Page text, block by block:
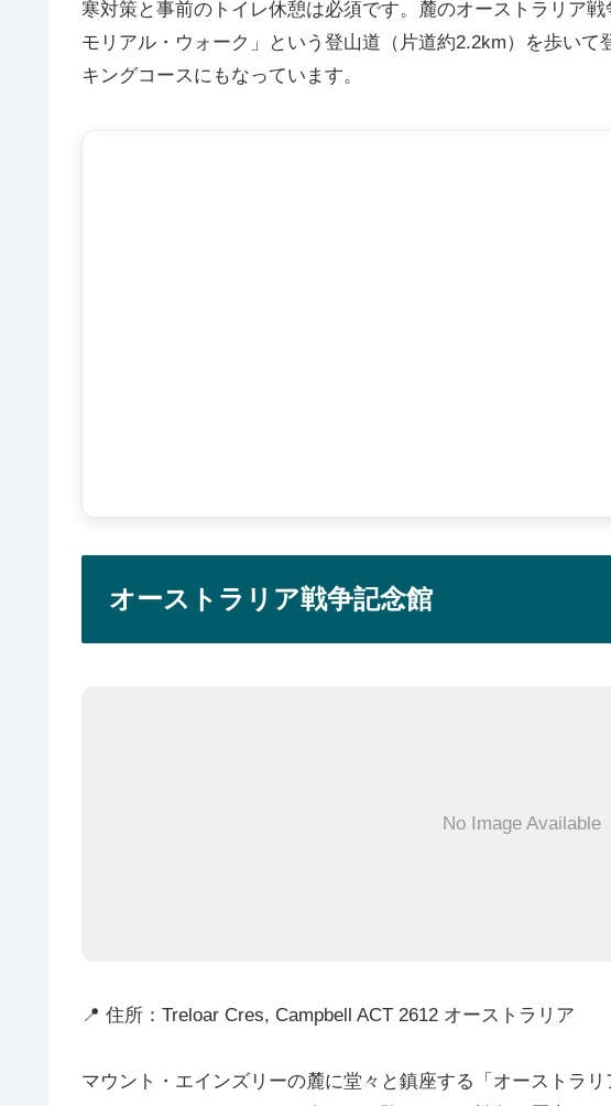
寒対策と事前のトイレ休憩は必須です。麓のオーストラリア
モリアル・ウォーク」という登山道（片道約2.2km）を歩いて
キングコースにもなっています。
オーストラリア戦争記念館
No Image Available
📍 住所：Treloar Cres, Campbell ACT 2612 オーストラリア
マウント・エインズリーの麓に堂々と鎮座する「オーストラ